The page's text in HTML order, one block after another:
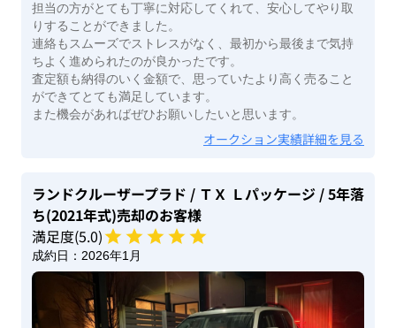
担当の方がとても丁寧に対応してくれて、安心してやり取
りすることができました。
連絡もスムーズでストレスがなく、最初から最後まで気持
ちよく進められたのが良かったです。
査定額も納得のいく金額で、思っていたより高く売ること
ができてとても満足しています。
また機会があればぜひお願いしたいと思います。
オークション実績詳細を見る
ランドクルーザープラド / ＴＸ Ｌパッケージ / 5年落
ち(2021年式)売却のお客様
満足度(5.0)
成約日： 2026年1月